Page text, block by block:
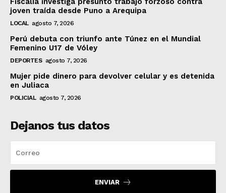
joven traída desde Puno a Arequipa
LOCAL agosto 7, 2026
Perú debuta con triunfo ante Túnez en el Mundial
Femenino U17 de Vóley
DEPORTES agosto 7, 2026
Mujer pide dinero para devolver celular y es detenida
en Juliaca
POLICIAL agosto 7, 2026
Dejanos tus datos
ENVIAR